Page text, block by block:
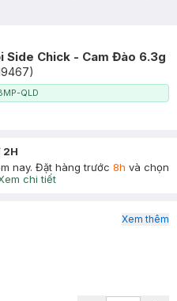
Side Chick - Cam Đào 6.3g
)
QLD
2H
nay. Đặt hàng trước 8h và chọn
chi tiết
Xem thêm